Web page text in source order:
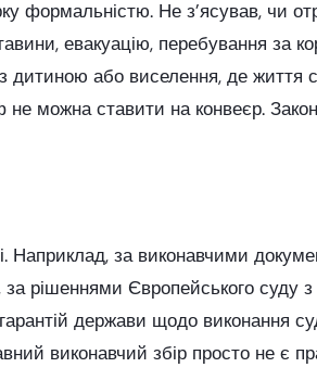
формальністю. Не з’ясував, чи
евакуацію, перебування за
або виселення, де життя
можна ставити на конвеєр.
Наприклад, за виконавчими
рішеннями Європейського суду
держави щодо виконання
виконавчий збір просто не є